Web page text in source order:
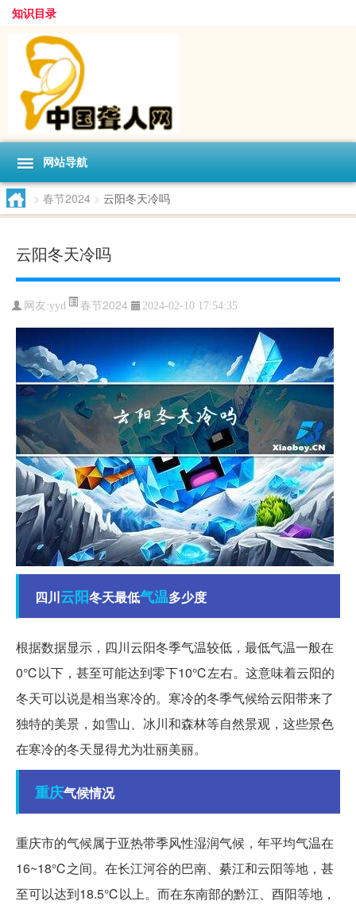
知识目录
网站导航
> 春节2024 > 云阳冬天冷吗
云阳冬天冷吗
网友:yyd 春节2024 2024-02-10 17:54:35
四川云阳冬天最低气温多少度
根据数据显示，四川云阳冬季气温较低，最低气温一般在
0℃以下，甚至可能达到零下10℃左右。这意味着云阳的
冬天可以说是相当寒冷的。寒冷的冬季气候给云阳带来了
独特的美景，如雪山、冰川和森林等自然景观，这些景色
在寒冷的冬天显得尤为壮丽美丽。
重庆气候情况
重庆市的气候属于亚热带季风性湿润气候，年平均气温在
16~18℃之间。在长江河谷的巴南、綦江和云阳等地，甚
至可以达到18.5℃以上。而在东南部的黔江、酉阳等地，